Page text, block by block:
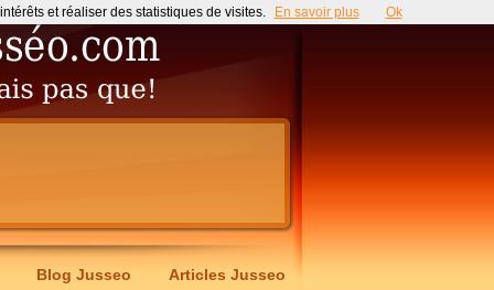
Blog Jusseo Articles Jusseo
et réaliser des statistiques de visites. En savoir plus Ok